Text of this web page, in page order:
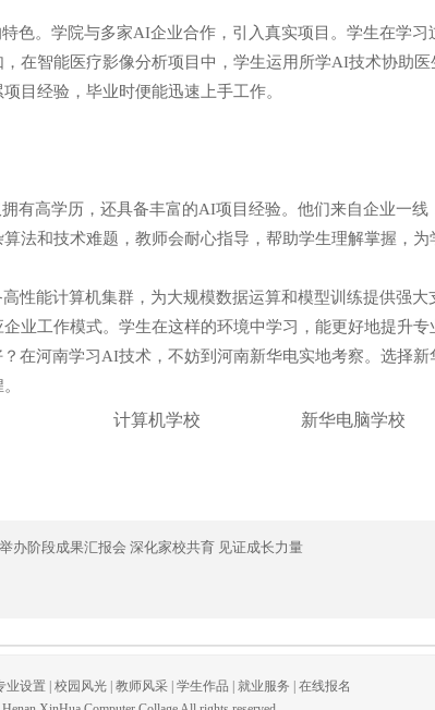
。学院与多家AI企业合作，引入真实项目。学生在学习
在智能医疗影像分析项目中，学生运用所学AI技术协助
目经验，毕业时便能迅速上手工作。
高学历，还具备丰富的AI项目经验。他们来自企业一线
法和技术难题，教师会耐心指导，帮助学生理解掌握，为
能计算机集群，为大规模数据运算和模型训练提供强大
业工作模式。学生在这样的环境中学习，能更好地提升专
河南学习AI技术，不妨到河南新华电实地考察。选择新
。
计算机学校 新华电脑学校
办阶段成果汇报会 深化家校共育 见证成长力量
业设置 校园风光 教师风采 学生作品 就业服务
在线报名